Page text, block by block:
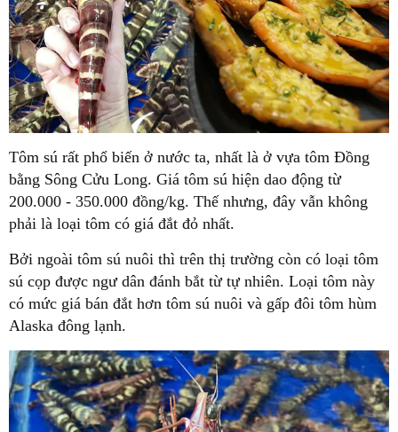
Tôm sú rất phổ biến ở nước ta, nhất là ở vựa tôm Đồng
bằng Sông Cửu Long. Giá tôm sú hiện dao động từ
200.000 - 350.000 đồng/kg. Thế nhưng, đây vẫn không
phải là loại tôm có giá đắt đỏ nhất.
Bởi ngoài tôm sú nuôi thì trên thị trường còn có loại tôm
sú cọp được ngư dân đánh bắt từ tự nhiên. Loại tôm này
có mức giá bán đắt hơn tôm sú nuôi và gấp đôi tôm hùm
Alaska đông lạnh.